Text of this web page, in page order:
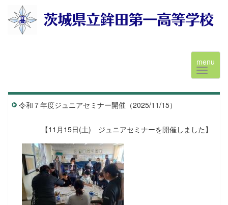
menu
令和７年度ジュニアセミナー開催（2025/11/15）
【11月15日(土) ジュニアセミナーを開催しました】